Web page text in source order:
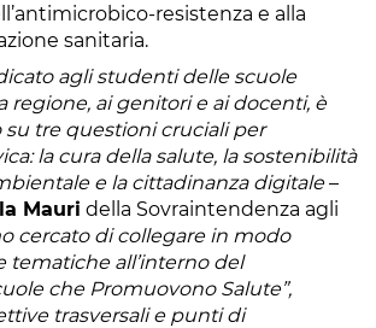
resistenza e alla
sanitaria.
agli studenti delle scuole
regione, ai genitori e ai docenti, è
tre questioni cruciali per
la cura della salute, la sostenibilità
e la cittadinanza digitale–
Mauri della Sovraintendenza agli
cercato di collegare in modo
tematiche all’interno del
che Promuovono Salute”,
trasversali e punti di